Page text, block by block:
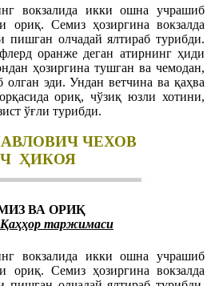
вокзалида икки ошна учрашиб
ориқ. Семиз ҳозиргина вокзалда
пишган олчадай ялтираб турибди.
оранже деган атирнинг ҳиди
ҳозиргина тушган ва чемодан,
олган эди. Ундан ветчина ва қаҳва
ориқ, чўзиқ юзли хотини,
ўғли турибди.
ЧЕХОВ
ҲИКОЯ
ВА ОРИҚ
Қаҳҳор таржимаси
вокзалида икки ошна учрашиб
ориқ. Семиз ҳозиргина вокзалда